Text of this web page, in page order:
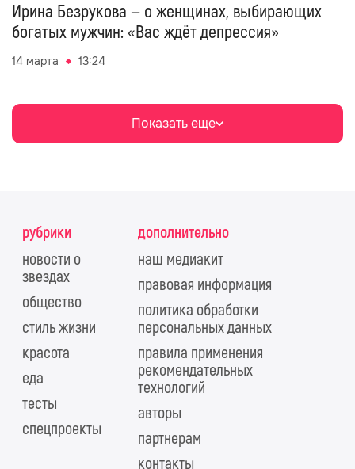
Ирина Безрукова — о женщинах, выбирающих
богатых мужчин: «Вас ждёт депрессия»
14 марта 13:24
Показать еще
рубрики
новости о
звездах
общество
стиль жизни
красота
еда
тесты
спецпроекты
дополнительно
наш медиакит
правовая информация
политика обработки
персональных данных
правила применения
рекомендательных
технологий
авторы
партнерам
контакты